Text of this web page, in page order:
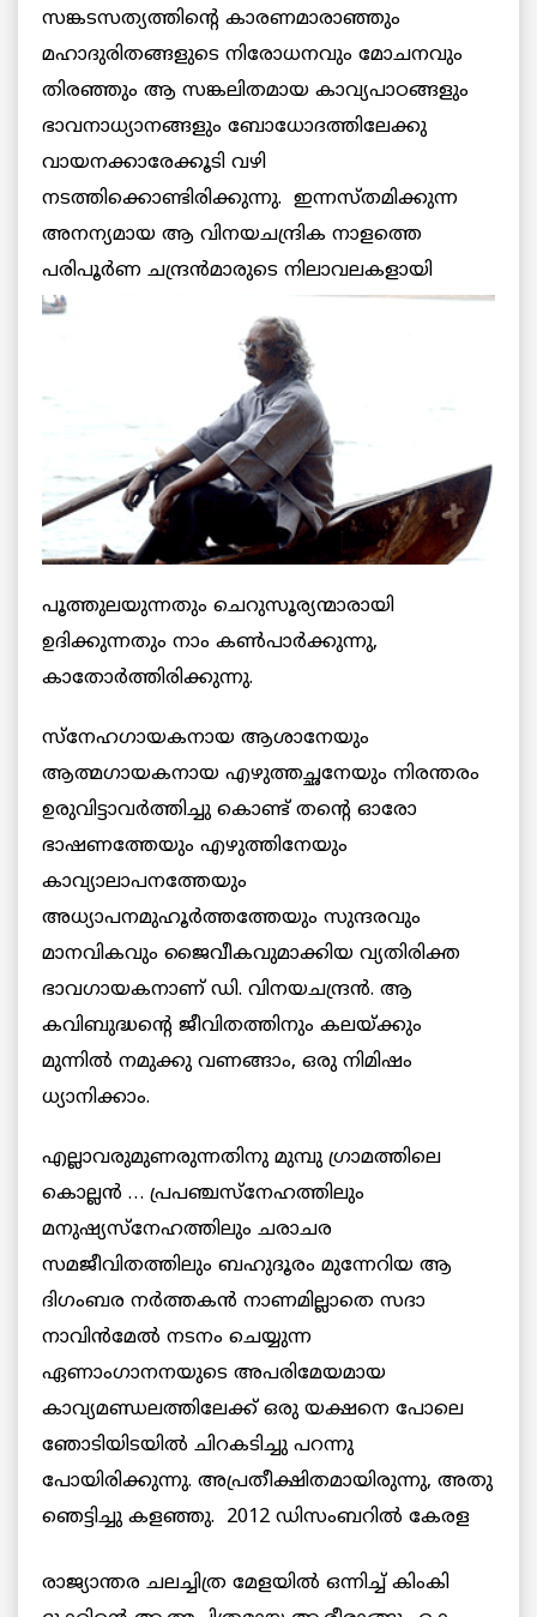
സങ്കടസത്യത്തിന്റെ കാരണമാരാഞ്ഞും
മഹാദുരിതങ്ങളുടെ നിരോധനവും മോചനവും
തിരഞ്ഞും ആ സങ്കലിതമായ കാവ്യപാഠങ്ങളും
ഭാവനാധ്യാനങ്ങളും ബോധോദത്തിലേക്കു
വായനക്കാരേക്കൂടി വഴി
നടത്തിക്കൊണ്ടിരിക്കുന്നു. ഇന്നസ്തമിക്കുന്ന
അനന്യമായ ആ വിനയചന്ദ്രിക നാളത്തെ
പരിപൂര്‍ണ ചന്ദ്രന്‍മാരുടെ നിലാവലകളായി
പൂത്തുലയുന്നതും ചെറുസൂര്യന്മാരായി
ഉദിക്കുന്നതും നാം കണ്‍പാര്‍ക്കുന്നു,
കാതോര്‍ത്തിരിക്കുന്നു.
സ്നേഹഗായകനായ ആശാനേയും
ആത്മഗായകനായ എഴുത്തച്ഛനേയും നിരന്തരം
ഉരുവിട്ടാവര്‍ത്തിച്ചു കൊണ്ട് തന്റെ ഓരോ
ഭാഷണത്തേയും എഴുത്തിനേയും
കാവ്യാലാപനത്തേയും
അധ്യാപനമുഹൂര്‍ത്തത്തേയും സുന്ദരവും
മാനവികവും ജൈവീകവുമാക്കിയ വ്യതിരിക്ത
ഭാവഗായകനാണ് ഡി. വിനയചന്ദ്രന്‍. ആ
കവിബുദ്ധന്റെ ജീവിതത്തിനും കലയ്ക്കും
മുന്നില്‍ നമുക്കു വണങ്ങാം, ഒരു നിമിഷം
ധ്യാനിക്കാം.
എല്ലാവരുമുണരുന്നതിനു മുമ്പു ഗ്രാമത്തിലെ
കൊല്ലന്‍ … പ്രപഞ്ചസ്നേഹത്തിലും
മനുഷ്യസ്നേഹത്തിലും ചരാചര
സമജീവിതത്തിലും ബഹുദൂരം മുന്നേറിയ ആ
ദിഗംബര നര്‍ത്തകന്‍ നാണമില്ലാതെ സദാ
നാവിന്‍മേല്‍ നടനം ചെയ്യുന്ന
ഏണാംഗാനനയുടെ അപരിമേയമായ
കാവ്യമണ്ഡലത്തിലേക്ക് ഒരു യക്ഷനെ പോലെ
ഞോടിയിടയില്‍ ചിറകടിച്ചു പറന്നു
പോയിരിക്കുന്നു. അപ്രതീക്ഷിതമായിരുന്നു, അതു
ഞെട്ടിച്ചു കളഞ്ഞു. 2012 ഡിസംബറില്‍ കേരള
രാജ്യാന്തര ചലച്ചിത്ര മേളയില്‍ ഒന്നിച്ച് കിംകി